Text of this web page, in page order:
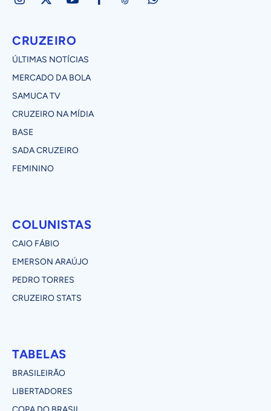
CRUZEIRO
ÚLTIMAS NOTÍCIAS
MERCADO DA BOLA
SAMUCA TV
CRUZEIRO NA MÍDIA
BASE
SADA CRUZEIRO
FEMININO
COLUNISTAS
CAIO FÁBIO
EMERSON ARAÚJO
PEDRO TORRES
CRUZEIRO STATS
TABELAS
BRASILEIRÃO
LIBERTADORES